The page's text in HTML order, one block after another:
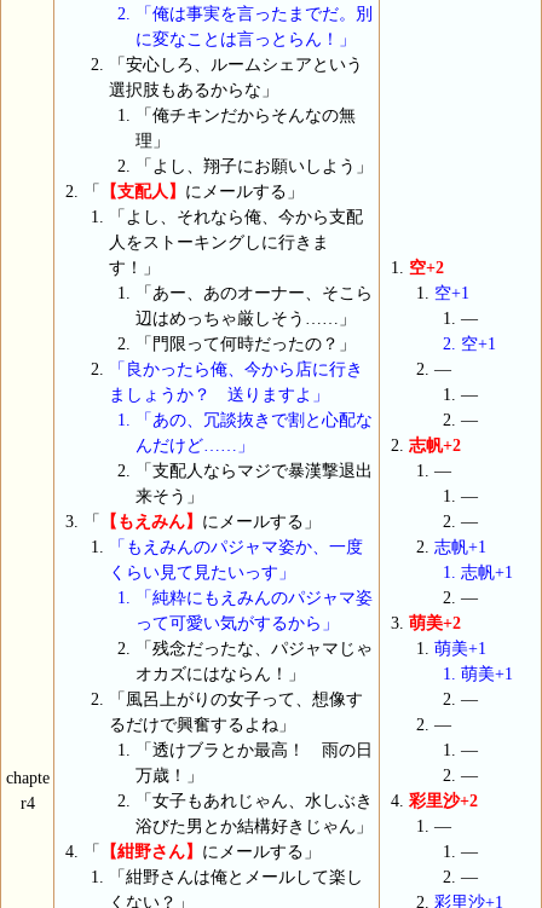
chapte
r4
「俺は事実を言ったまでだ。別
に変なことは言っとらん！」
「安心しろ、ルームシェアという
選択肢もあるからな」
「俺チキンだからそんなの無
理」
「よし、翔子にお願いしよう」
「 【支配人】 にメールする」
「よし、それなら俺、今から支配
人をストーキングしに行きま
す！」
「あー、あのオーナー、そこら
辺はめっちゃ厳しそう……」
「門限って何時だったの？」
「良かったら俺、今から店に行き
ましょうか？ 送りますよ」
「あの、冗談抜きで割と心配な
んだけど……」
「支配人ならマジで暴漢撃退出
来そう」
「 【もえみん】 にメールする」
「もえみんのパジャマ姿か、一度
くらい見て見たいっす」
「純粋にもえみんのパジャマ姿
って可愛い気がするから」
「残念だったな、パジャマじゃ
オカズにはならん！」
「風呂上がりの女子って、想像す
るだけで興奮するよね」
「透けブラとか最高！ 雨の日
万歳！」
「女子もあれじゃん、水しぶき
浴びた男とか結構好きじゃん」
「 【紺野さん】 にメールする」
「紺野さんは俺とメールして楽し
くない？」
空+2
空+1
―
空+1
―
―
―
志帆+2
―
―
―
志帆+1
志帆+1
―
萌美+2
萌美+1
萌美+1
―
―
―
―
彩里沙+2
―
―
―
彩里沙+1